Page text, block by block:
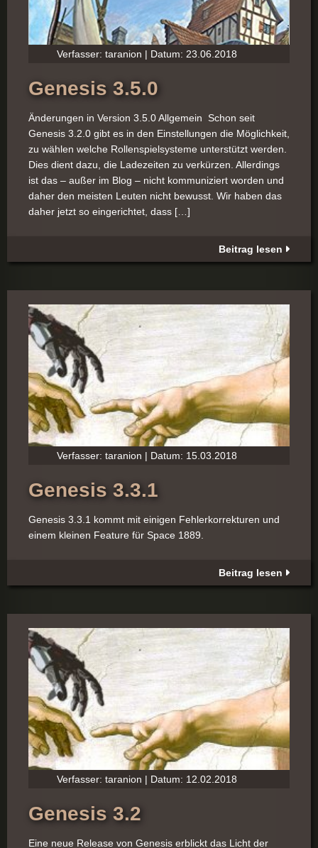
Verfasser: taranion | Datum: 23.06.2018
Genesis 3.5.0
Änderungen in Version 3.5.0 Allgemein Schon seit
Genesis 3.2.0 gibt es in den Einstellungen die Möglichkeit,
zu wählen welche Rollenspielsysteme unterstützt werden.
Dies dient dazu, die Ladezeiten zu verkürzen. Allerdings
ist das – außer im Blog – nicht kommuniziert worden und
daher den meisten Leuten nicht bewusst. Wir haben das
daher jetzt so eingerichtet, dass […]
Beitrag lesen
Verfasser: taranion | Datum: 15.03.2018
Genesis 3.3.1
Genesis 3.3.1 kommt mit einigen Fehlerkorrekturen und
einem kleinen Feature für Space 1889.
Beitrag lesen
Verfasser: taranion | Datum: 12.02.2018
Genesis 3.2
Eine neue Release von Genesis erblickt das Licht der